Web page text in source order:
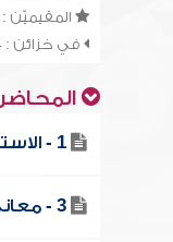
المقيميّن : 1
في خزائن : 4
1 - الاستعداد للجهاد
3 - معاني ودلالات بقاء الجهاد